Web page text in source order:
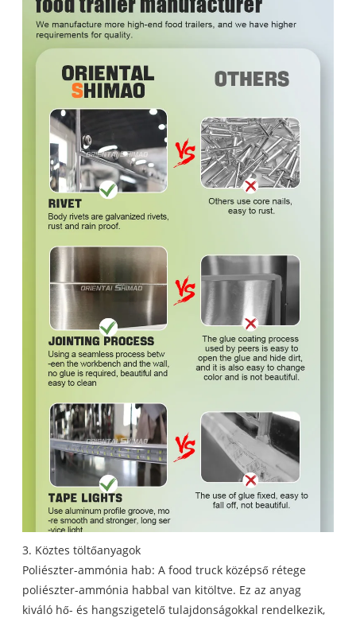
3. Köztes töltőanyagok
Poliészter-ammónia hab: A food truck középső rétege
poliészter-ammónia habbal van kitöltve. Ez az anyag
kiváló hő- és hangszigetelő tulajdonságokkal rendelkezik,